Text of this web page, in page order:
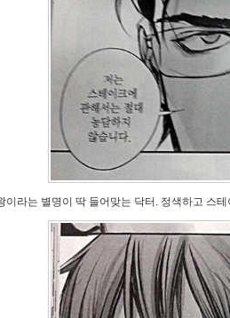
이라는 별명이 딱 들어맞는 닥터. 정색하고 스